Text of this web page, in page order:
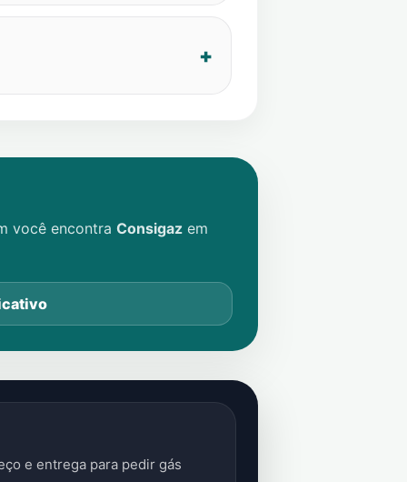
você encontra Consigaz em
e entrega para pedir gás